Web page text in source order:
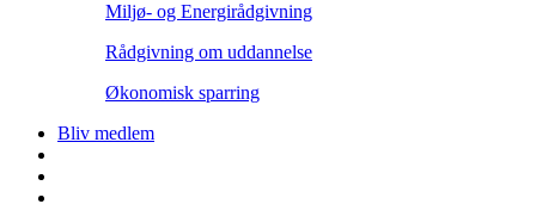
Miljø- og Energirådgivning
Rådgivning om uddannelse
Økonomisk sparring
Bliv medlem